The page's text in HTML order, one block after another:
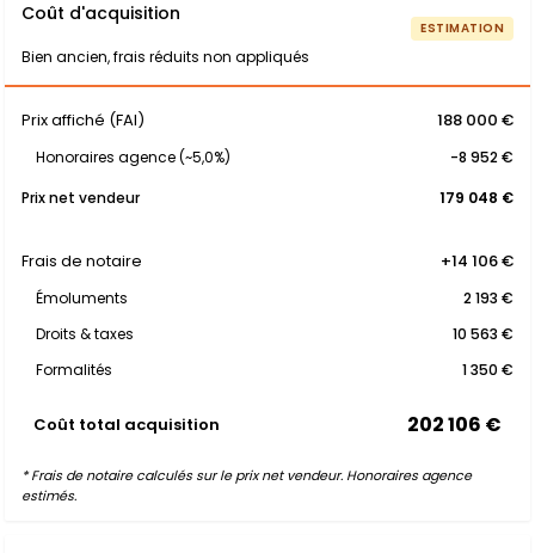
Coût d'acquisition
Bien ancien, frais réduits non appliqués
ESTIMATION
Prix affiché (FAI) 188 000 €
Honoraires agence (~5,0%)
-8 952 €
Prix net vendeur
179 048 €
Frais de notaire +14 106 €
Émoluments
2 193 €
Droits & taxes
10 563 €
Formalités
1 350 €
Coût total acquisition 202 106 €
* Frais de notaire calculés sur le prix net vendeur. Honoraires agence
estimés.